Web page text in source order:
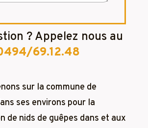
? Appelez nous au
69.12.48
sur la commune de
ses environs pour la
de nids de guêpes dans et aux